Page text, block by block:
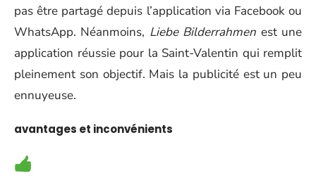
pas être partagé depuis l’application via Facebook ou
WhatsApp. Néanmoins, Liebe Bilderrahmen est une
application réussie pour la Saint-Valentin qui remplit
pleinement son objectif. Mais la publicité est un peu
ennuyeuse.
avantages et inconvénients